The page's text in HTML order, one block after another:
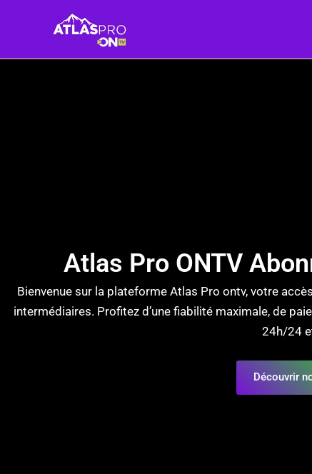
Atlas Pro ONTV
Bienvenue sur la plateforme Atlas Pro ontv, votre
intermédiaires. Profitez d’une fiabilité maximale, de
24h/24
Découvrir